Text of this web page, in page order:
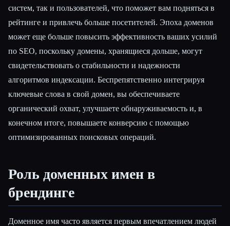
систем, так и пользователей, что поможет вам подняться в
рейтинге и привлечь больше посетителей. Эпоха доменов
может еще больше повысить эффективность ваших усилий
по SEO, поскольку домены, хранящиеся дольше, могут
свидетельствовать о стабильности и надежности
алгоритмов индексации. Беспрепятственно интегрируя
ключевые слова в свой домен, вы обеспечиваете
органический охват, улучшаете обнаруживаемость и, в
конечном итоге, повышаете конверсию с помощью
оптимизированных поисковых операций.
Роль доменных имен в
брендинге
Доменное имя часто является первым впечатлением людей